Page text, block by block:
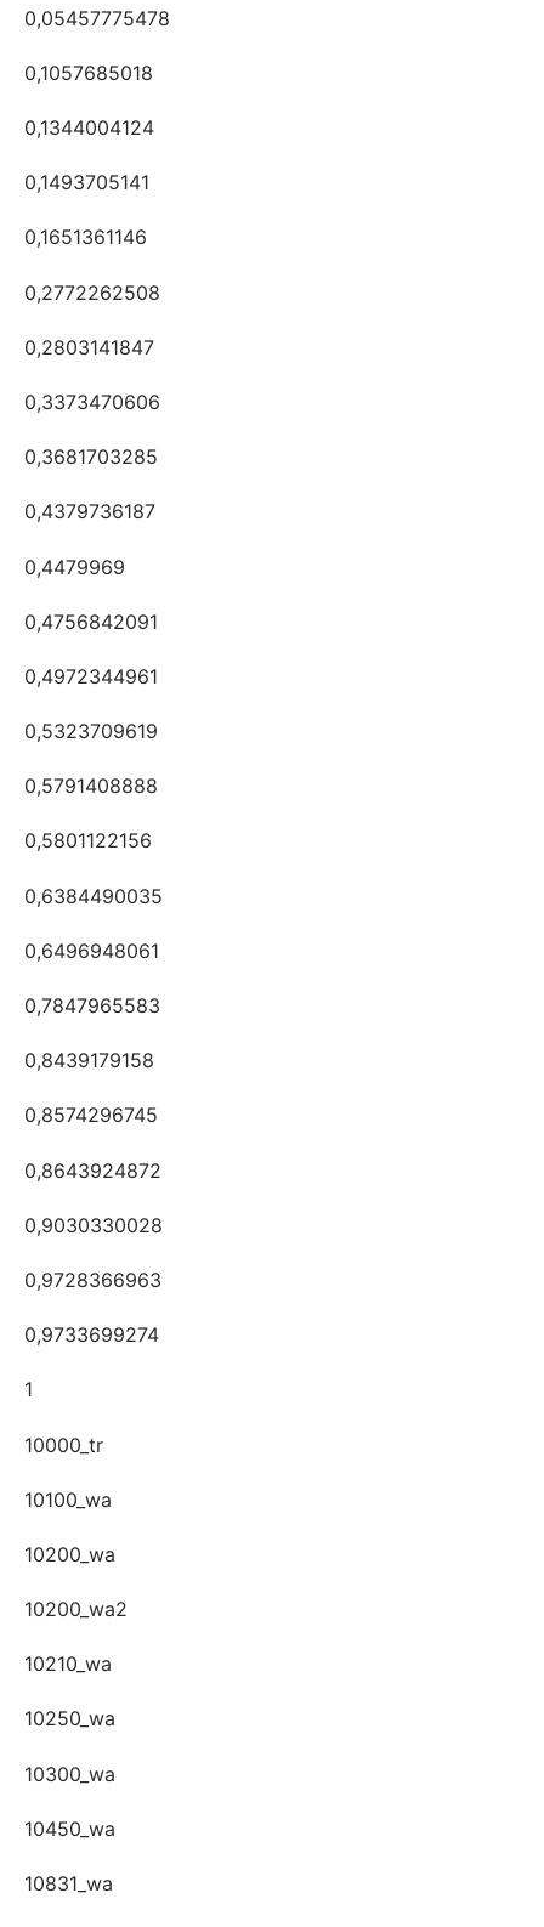
0,05457775478
0,1057685018
0,1344004124
0,1493705141
0,1651361146
0,2772262508
0,2803141847
0,3373470606
0,3681703285
0,4379736187
0,4479969
0,4756842091
0,4972344961
0,5323709619
0,5791408888
0,5801122156
0,6384490035
0,6496948061
0,7847965583
0,8439179158
0,8574296745
0,8643924872
0,9030330028
0,9728366963
0,9733699274
1
10000_tr
10100_wa
10200_wa
10200_wa2
10210_wa
10250_wa
10300_wa
10450_wa
10831_wa